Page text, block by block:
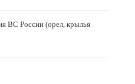
ВС России (орел, крылья